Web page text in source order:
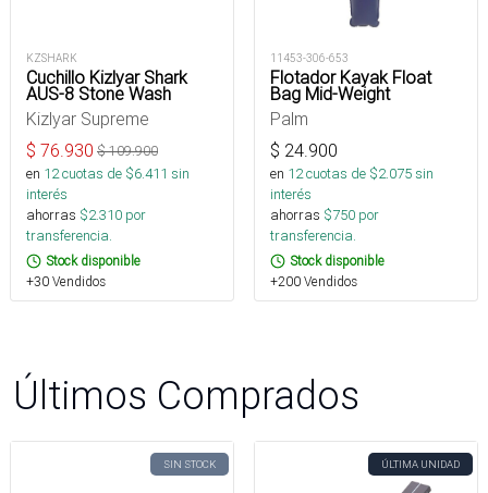
KZSHARK
Cuchillo Kizlyar Shark
AUS-8 Stone Wash
Kizlyar Supreme
$ 76.930 $109.900
en 12cuotas de $6.411 sin
interés
ahorras $2.310 por
transferencia.
Stock disponible
+30 Vendidos
11453-306-653
Flotador Kayak Float
Bag Mid-Weight
Palm
$ 24.900
en 12cuotas de $2.075sin
interés
ahorras $750 por
transferencia.
Stock disponible
+200 Vendidos
Últimos Comprados
SIN STOCK ÚLTIMA UNIDAD